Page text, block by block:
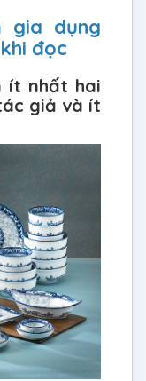
gia dụng
đọc
ít nhất hai
giả và ít